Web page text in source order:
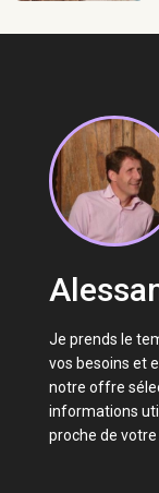
Je prends le
vos besoins et
notre offre
informations
proche de